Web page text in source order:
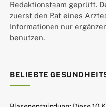
Redaktionsteam geprüft.
zuerst den Rat eines
Informationen nur
benutzen.
BELIEBTE